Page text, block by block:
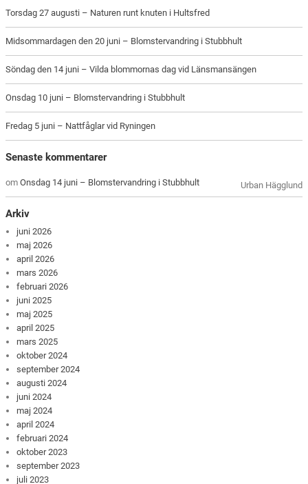
Torsdag 27 augusti – Naturen runt knuten i Hultsfred
Midsommardagen den 20 juni – Blomstervandring i Stubbhult
Söndag den 14 juni – Vilda blommornas dag vid Länsmansängen
Onsdag 10 juni – Blomstervandring i Stubbhult
Fredag 5 juni – Nattfåglar vid Ryningen
Senaste kommentarer
Urban Hägglund
omOnsdag 14 juni – Blomstervandring i Stubbhult
Arkiv
juni 2026
maj 2026
april 2026
mars 2026
februari 2026
juni 2025
maj 2025
april 2025
mars 2025
oktober 2024
september 2024
augusti 2024
juni 2024
maj 2024
april 2024
februari 2024
oktober 2023
september 2023
juli 2023